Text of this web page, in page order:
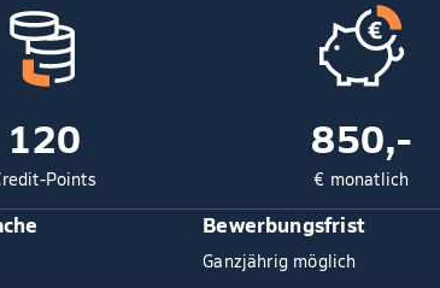
120
Points
850,-
€ monatlich
Bewerbungsfrist
Ganzjährig möglich